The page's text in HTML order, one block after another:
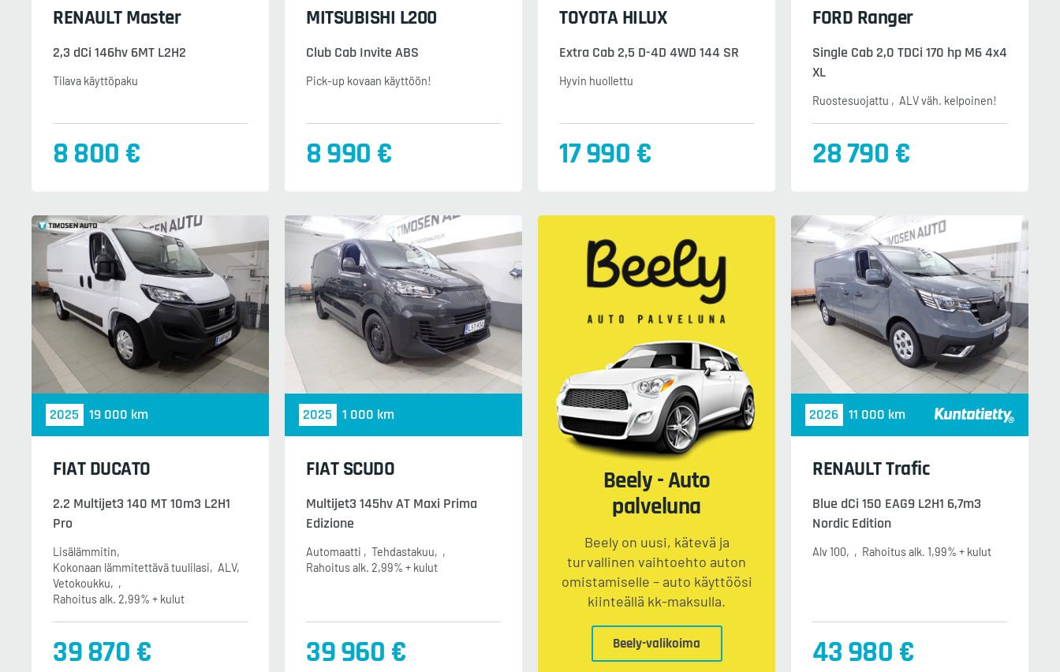
RENAULT Master
2,3 dCi 146hv 6MT L2H2
Tilava käyttöpaku
8 800 €
MITSUBISHI L200
Club Cab Invite ABS
Pick-up kovaan käyttöön!
8 990 €
TOYOTA HILUX
Extra Cab 2,5 D-4D 4WD 144 SR
Hyvin huollettu
17 990 €
FORD Ranger
Single Cab 2,0 TDCi 170 hp M6 4x4
XL
Ruostesuojattu ALV väh. kelpoinen!
28 790 €
2025 19 000 km
FIAT DUCATO
2.2 Multijet3 140 MT 10m3 L2H1
Pro
Lisälämmitin
Kokonaan lämmitettävä tuulilasi
ALV
Vetokoukku
Rahoitus alk. 2,99% + kulut
39 870 €
2025 1 000 km
FIAT SCUDO
Multijet3 145hv AT Maxi Prima
Edizione
Automaatti
Tehdastakuu
Rahoitus alk. 2,99% + kulut
39 960 €
Beely - Auto
palveluna
Beely on uusi, kätevä ja
turvallinen vaihtoehto auton
omistamiselle – auto käyttöösi
kiinteällä kk-maksulla.
Beely-valikoima
2026 11 000 km
RENAULT Trafic
Blue dCi 150 EAG9 L2H1 6,7m3
Nordic Edition
Alv 100 Rahoitus alk. 1,99% + kulut
43 980 €